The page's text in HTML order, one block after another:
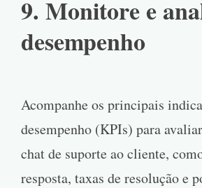
9. Monitore e
desempenho
Acompanhe os principais
desempenho (KPIs) para
chat de suporte ao cliente,
resposta, taxas de resolução e